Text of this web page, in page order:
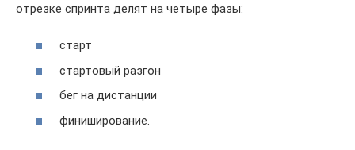
отрезке спринта делят на четыре фазы:
старт
стартовый разгон
бег на дистанции
финиширование.